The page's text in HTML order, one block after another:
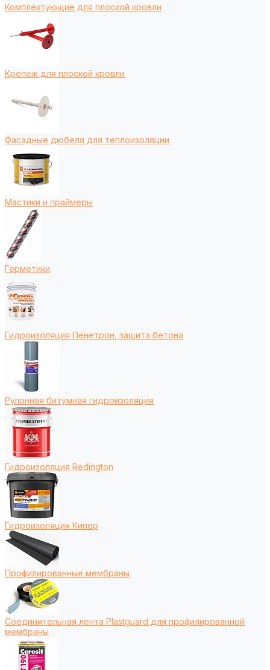
Комплектующие для плоской кровли
Крепеж для плоской кровли
Фасадные дюбеля для теплоизоляции
Мастики и праймеры
Герметики
Гидроизоляция Пенетрон, защита бетона
Рулонная битумная гидроизоляция
Гидроизоляция Redington
Гидроизоляция Кипер
Профилированные мембраны
Соединительная лента Plastguard для профилированной
мембраны